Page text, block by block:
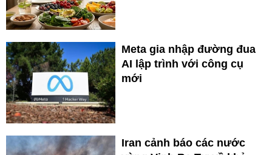
Meta gia nhập đường đua
AI lập trình với công cụ
mới
Iran cảnh báo các nước